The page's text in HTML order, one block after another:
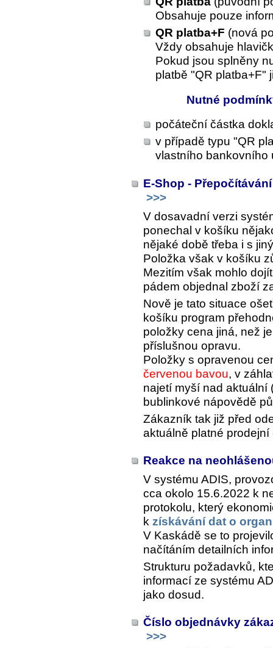
Obsahuje pouze
QR platba+F (nová
Vždy obsahuje
Pokud jsou splněny
platbě "QR platba+F"
Nutné
počáteční částka
v případě typu "QR
vlastního bankovního
E-Shop -
>>>
V dosavadní verzi
ponechal v košíku
nějaké době třeba i s
Položka však v košíku
Mezitím však mohlo
pádem objednal zboží
Nově je tato situace
košíku program
položky cena jiná, než
příslušnou opravu.
Položky s opravenou
červenou bavou, v
najetí myší nad aktuální
bublinkové nápovědě
Zákazník tak již před
aktuálně platné prodejní
Reakce na
V systému ADIS,
cca okolo 15.6.2022 k
protokolu, který
k získávání dat o
V Kaskádě se to
načítáním detailních
Strukturu požadavků,
informací ze systému
jako dosud.
Číslo objednávky
>>>